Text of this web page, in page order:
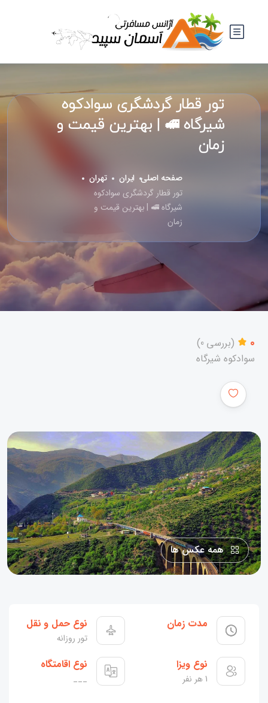
تور قطار گردشگری سوادکوه
شیرگاه 🚅 | بهترین قیمت و
زمان
صفحه اصلی ایران
تهران
تور قطار گردشگری سوادکوه
شیرگاه 🚅 | بهترین قیمت و
زمان
0
(بررسی 0)
سوادکوه شیرگاه
همه عکس ها
مدت زمان نوع حمل و نقل
تور روزانه
نوع ویزا
1 هر نفر
نوع اقامتگاه
___